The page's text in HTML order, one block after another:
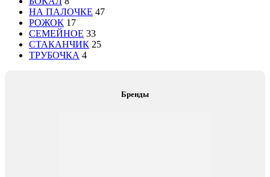
НА ПАЛОЧКЕ 47
РОЖОК 17
СЕМЕЙНОЕ 33
СТАКАНЧИК 25
ТРУБОЧКА 4
Бренды